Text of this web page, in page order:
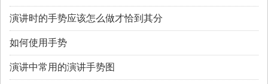
演讲时的手势应该怎么做才恰到其分
如何使用手势
演讲中常用的演讲手势图